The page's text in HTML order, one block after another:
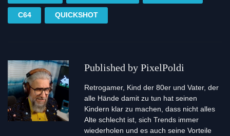
C64 QUICKSHOT
Published byPixelPoldi
Retrogamer, Kind der 80er und Vater, der
alle Hände damit zu tun hat seinen
Kindern klar zu machen, dass nicht alles
Alte schlecht ist, sich Trends immer
wiederholen und es auch seine Vorteile